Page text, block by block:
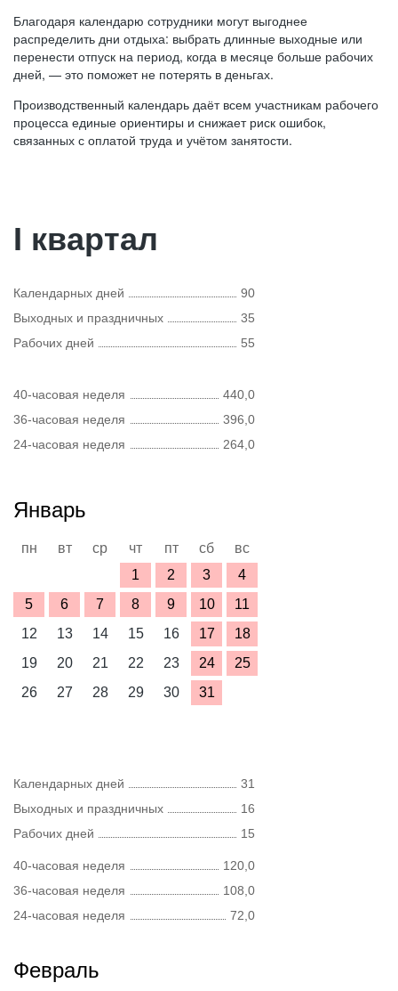
Благодаря календарю сотрудники могут выгоднее
распределить дни отдыха: выбрать длинные выходные или
перенести отпуск на период, когда в месяце больше рабочих
дней, — это поможет не потерять в деньгах.
Производственный календарь даёт всем участникам рабочего
процесса единые ориентиры и снижает риск ошибок,
связанных с оплатой труда и учётом занятости.
I квартал
Календарных дней
90
Выходных и праздничных
35
Рабочих дней
55
40-часовая неделя
440,0
36-часовая неделя
396,0
24-часовая неделя
264,0
Январь
пн вт ср чт пт сб
вс
1
2 3
4
5
6 7 8 9 10
11
12
13 14 15 16 17
18
19
20 21 22 23 24
25
26
27 28 29 30 31
Календарных дней
31
Выходных и праздничных
16
Рабочих дней
15
40-часовая неделя
120,0
36-часовая неделя
108,0
24-часовая неделя
72,0
Февраль